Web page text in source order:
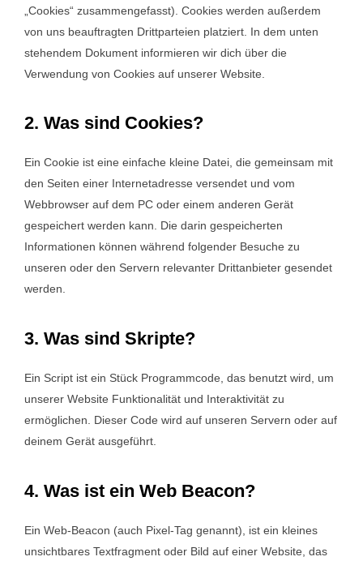
„Cookies“ zusammengefasst). Cookies werden außerdem
von uns beauftragten Drittparteien platziert. In dem unten
stehendem Dokument informieren wir dich über die
Verwendung von Cookies auf unserer Website.
2. Was sind Cookies?
Ein Cookie ist eine einfache kleine Datei, die gemeinsam mit
den Seiten einer Internetadresse versendet und vom
Webbrowser auf dem PC oder einem anderen Gerät
gespeichert werden kann. Die darin gespeicherten
Informationen können während folgender Besuche zu
unseren oder den Servern relevanter Drittanbieter gesendet
werden.
3. Was sind Skripte?
Ein Script ist ein Stück Programmcode, das benutzt wird, um
unserer Website Funktionalität und Interaktivität zu
ermöglichen. Dieser Code wird auf unseren Servern oder auf
deinem Gerät ausgeführt.
4. Was ist ein Web Beacon?
Ein Web-Beacon (auch Pixel-Tag genannt), ist ein kleines
unsichtbares Textfragment oder Bild auf einer Website, das